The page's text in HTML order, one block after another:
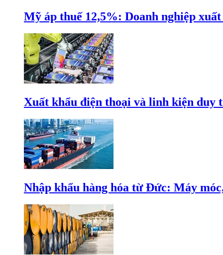
Mỹ áp thuế 12,5%: Doanh nghiệp
Xuất khẩu điện thoại và linh kiện
Nhập khẩu hàng hóa từ Đức: Máy